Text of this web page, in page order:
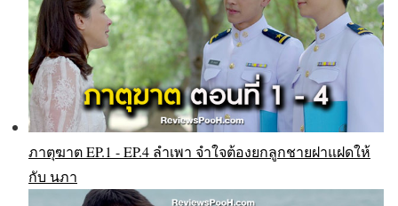
ภาตุฆาต EP.1 - EP.4 ลำเพา จำใจต้องยกลูกชายฝาแฝดให้
กับ นภา